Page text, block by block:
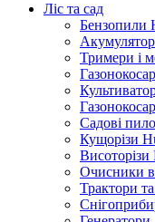
Ліс та сад
Бензопили
Тримери і
Садові
Кущорізи
Висоторізи
Очисники
Трактори